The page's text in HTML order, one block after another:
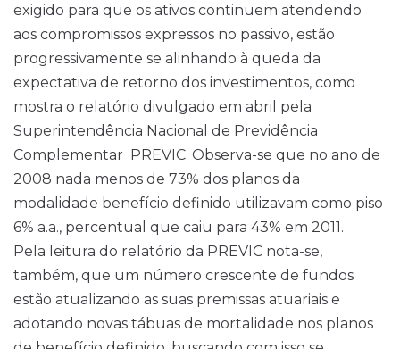
exigido para que os ativos continuem atendendo
aos compromissos expressos no passivo, estão
progressivamente se alinhando à queda da
expectativa de retorno dos investimentos, como
mostra o relatório divulgado em abril pela
Superintendência Nacional de Previdência
Complementar  PREVIC. Observa-se que no ano de
2008 nada menos de 73% dos planos da
modalidade benefício definido utilizavam como piso
6% a.a., percentual que caiu para 43% em 2011.
Pela leitura do relatório da PREVIC nota-se,
também, que um número crescente de fundos
estão atualizando as suas premissas atuariais e
adotando novas tábuas de mortalidade nos planos